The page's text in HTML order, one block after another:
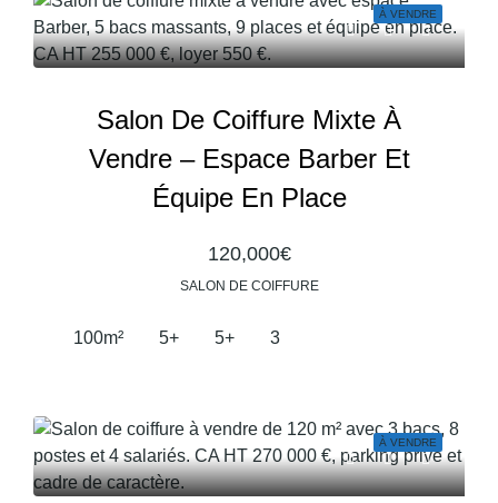
À VENDRE
Salon De Coiffure Mixte À
Vendre – Espace Barber Et
Équipe En Place
120,000€
SALON DE COIFFURE
100m² 5+ 5+ 3
À VENDRE